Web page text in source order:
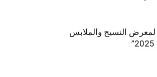
لمعرض النسيج والملابس